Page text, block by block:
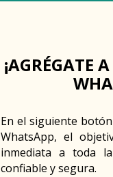
¡AGRÉGATE
En el siguiente
WhatsApp, el
inmediata a toda
confiable y segura.